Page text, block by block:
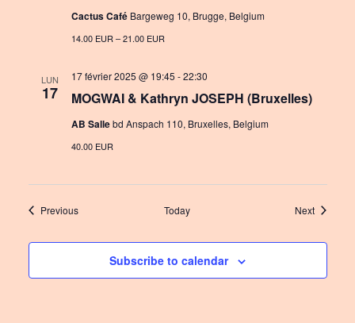
Cactus Café Bargeweg 10, Brugge, Belgium
14.00 EUR – 21.00 EUR
LUN
17 MOGWAI & Kathryn JOSEPH (Bruxelles)
17 février 2025 @ 19:45 -22:30
AB Sallebd Anspach 110, Bruxelles, Belgium
40.00 EUR
PreviousEvents Today NextEvents
Subscribe to calendar